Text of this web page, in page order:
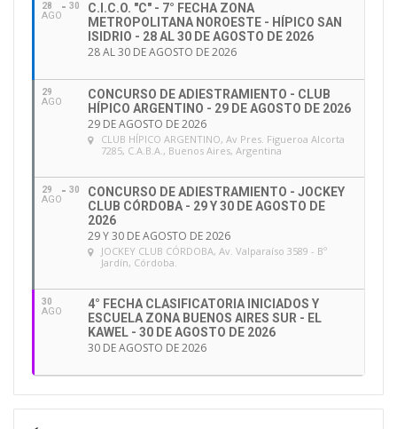
28
AGO
30
C.I.C.O. "C" - 7° FECHA ZONA
METROPOLITANA NOROESTE - HÍPICO SAN
ISIDRIO - 28 AL 30 DE AGOSTO DE 2026
28 AL 30 DE AGOSTO DE 2026
29
AGO
CONCURSO DE ADIESTRAMIENTO - CLUB
HÍPICO ARGENTINO - 29 DE AGOSTO DE 2026
29 DE AGOSTO DE 2026
CLUB HÍPICO ARGENTINO, Av Pres. Figueroa Alcorta
7285, C.A.B.A., Buenos Aires, Argentina
29
AGO
30
CONCURSO DE ADIESTRAMIENTO - JOCKEY
CLUB CÓRDOBA - 29 Y 30 DE AGOSTO DE
2026
29 Y 30 DE AGOSTO DE 2026
JOCKEY CLUB CÓRDOBA, Av. Valparaíso 3589 - Bº
Jardín, Córdoba.
30
AGO
4° FECHA CLASIFICATORIA INICIADOS Y
ESCUELA ZONA BUENOS AIRES SUR - EL
KAWEL - 30 DE AGOSTO DE 2026
30 DE AGOSTO DE 2026